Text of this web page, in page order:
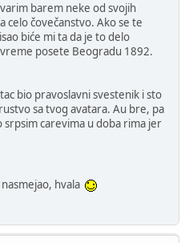
barem neke od svojih
celo čovečanstvo. Ako se te
biće mi ta da je to delo
posete Beogradu 1892.
bio pravoslavni svestenik i sto
sa tvog avatara. Au bre, pa
srpsim carevima u doba rima jer
hvala